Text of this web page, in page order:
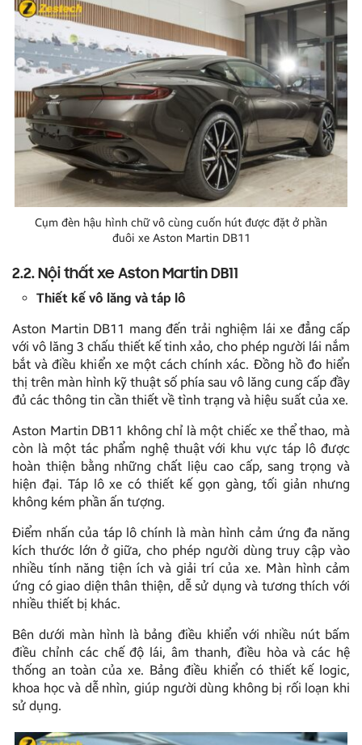
Cụm đèn hậu hình chữ vô cùng cuốn hút được đặt ở phần
đuôi xe Aston Martin DB11
2.2. Nội thất xe Aston Martin DB11
Thiết kế vô lăng và táp lô
Aston Martin DB11 mang đến trải nghiệm lái xe đẳng cấp
với vô lăng 3 chấu thiết kế tinh xảo, cho phép người lái nắm
bắt và điều khiển xe một cách chính xác. Đồng hồ đo hiển
thị trên màn hình kỹ thuật số phía sau vô lăng cung cấp đầy
đủ các thông tin cần thiết về tình trạng và hiệu suất của xe.
Aston Martin DB11 không chỉ là một chiếc xe thể thao, mà
còn là một tác phẩm nghệ thuật với khu vực táp lô được
hoàn thiện bằng những chất liệu cao cấp, sang trọng và
hiện đại. Táp lô xe có thiết kế gọn gàng, tối giản nhưng
không kém phần ấn tượng.
Điểm nhấn của táp lô chính là màn hình cảm ứng đa năng
kích thước lớn ở giữa, cho phép người dùng truy cập vào
nhiều tính năng tiện ích và giải trí của xe. Màn hình cảm
ứng có giao diện thân thiện, dễ sử dụng và tương thích với
nhiều thiết bị khác.
Bên dưới màn hình là bảng điều khiển với nhiều nút bấm
điều chỉnh các chế độ lái, âm thanh, điều hòa và các hệ
thống an toàn của xe. Bảng điều khiển có thiết kế logic,
khoa học và dễ nhìn, giúp người dùng không bị rối loạn khi
sử dụng.